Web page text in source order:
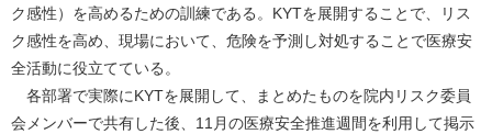
ク感性）を高めるための訓練である。KYTを展開することで、リス
ク感性を高め、現場において、危険を予測し対処することで医療安
全活動に役立てている。
各部署で実際にKYTを展開して、まとめたものを院内リスク委員
会メンバーで共有した後、11月の医療安全推進週間を利用して掲示